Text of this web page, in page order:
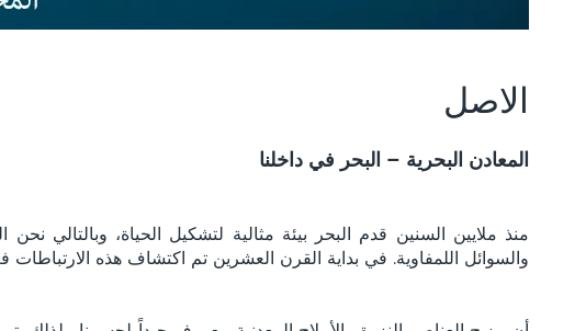
الاصل
المعادن البحرية – البحر في داخلنا
منذ ملايين السنين قدم البحر بيئة مثالية لتشكيل الحياة، وبالتالي
والسوائل اللمفاوية. في بداية القرن العشرين تم اكتشاف هذه